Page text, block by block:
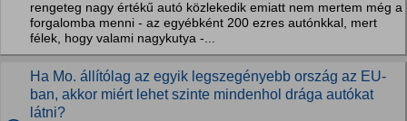
rengeteg nagy értékű autó közlekedik emiatt nem mertem még a
forgalomba menni - az egyébként 200 ezres autónkkal, mert
félek, hogy valami nagykutya -...
Ha Mo. állítólag az egyik legszegényebb ország az EU-
ban, akkor miért lehet szinte mindenhol drága autókat
látni?